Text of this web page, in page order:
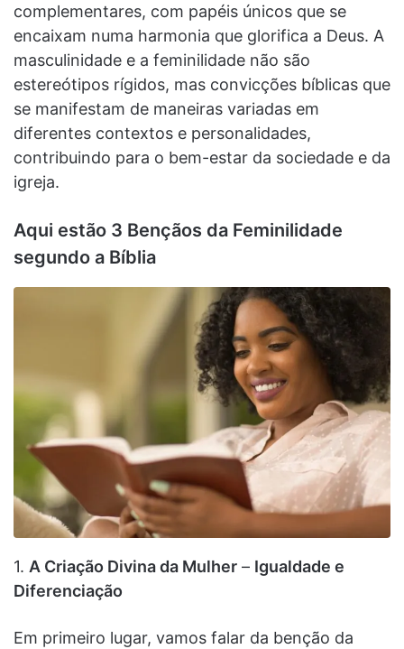
complementares, com papéis únicos que se
encaixam numa harmonia que glorifica a Deus. A
masculinidade e a feminilidade não são
estereótipos rígidos, mas convicções bíblicas que
se manifestam de maneiras variadas em
diferentes contextos e personalidades,
contribuindo para o bem-estar da sociedade e da
igreja.
Aqui estão 3 Bençãos da Feminilidade
segundo a Bíblia
1. A Criação Divina da Mulher – Igualdade e
Diferenciação
Em primeiro lugar, vamos falar da benção da